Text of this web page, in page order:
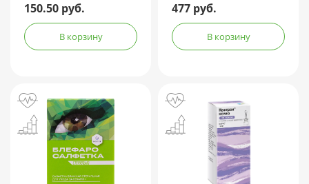
150.50 руб.
В корзину
477 руб.
В корзину